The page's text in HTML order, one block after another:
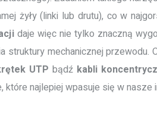
żyły (linki lub drutu), co w
daje więc nie tylko znaczną
struktury mechanicznej
UTP bądź kabli
najlepiej wpasuje się w nasze